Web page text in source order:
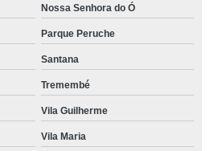
Nossa Senhora do Ó
Parque Peruche
Santana
Tremembé
Vila Guilherme
Vila Maria